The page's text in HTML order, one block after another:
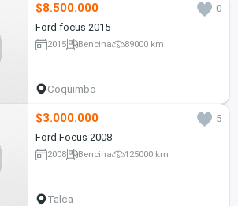
$8.500.000
0
Ford focus 2015
2015 Bencina 89000 km
Coquimbo
$3.000.000
5
Ford Focus 2008
2008 Bencina 125000 km
Talca